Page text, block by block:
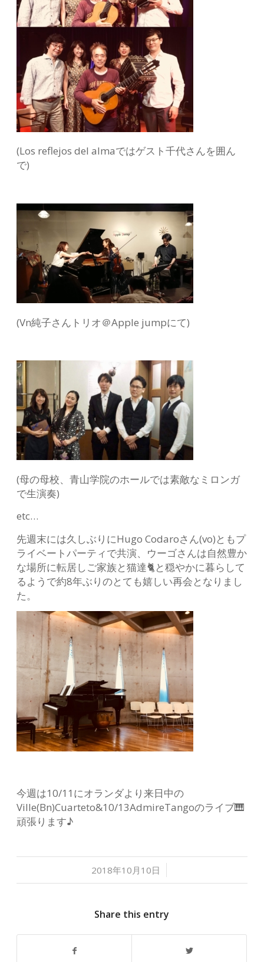
(Los reflejos del almaではゲスト千代さんを囲ん
で)
(Vn純子さんトリオ＠Apple jumpにて)
(母の母校、青山学院のホールでは素敵なミロンガ
で生演奏)
etc…
先週末には久しぶりにHugo Codaroさん(vo)ともプ
ライベートパーティで共演、ウーゴさんは自然豊か
な場所に転居しご家族と猫達🐈と穏やかに暮らして
るようで約8年ぶりのとても嬉しい再会となりまし
た。
今週は10/11にオランダより来日中の
Ville(Bn)Cuarteto&10/13AdmireTangoのライブ🎹
頑張ります♪
2018年10月10日
/
Share this entry